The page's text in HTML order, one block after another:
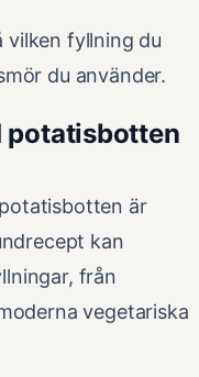
vilken fyllning du
du använder.
potatisbotten
är
kan
från
vegetariska